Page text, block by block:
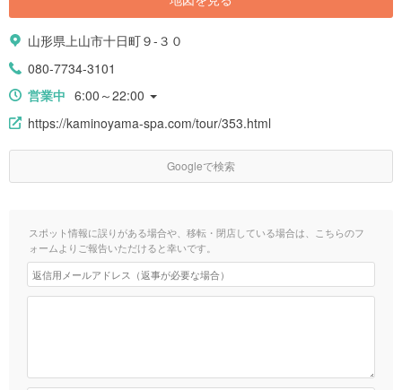
山形県上山市十日町９-３０
080-7734-3101
営業中 6:00～22:00
https://kaminoyama-spa.com/tour/353.html
Googleで検索
スポット情報に誤りがある場合や、移転・閉店している場合は、こちらのフ
ォームよりご報告いただけると幸いです。